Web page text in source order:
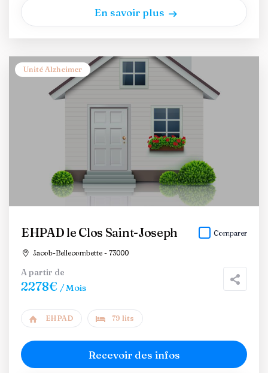
En savoir plus
Unité Alzheimer
EHPAD le Clos Saint-Joseph
Jacob-Bellecombette - 73000
Comparer
A partir de
2278€ / Mois
EHPAD 79 lits
Recevoir des infos